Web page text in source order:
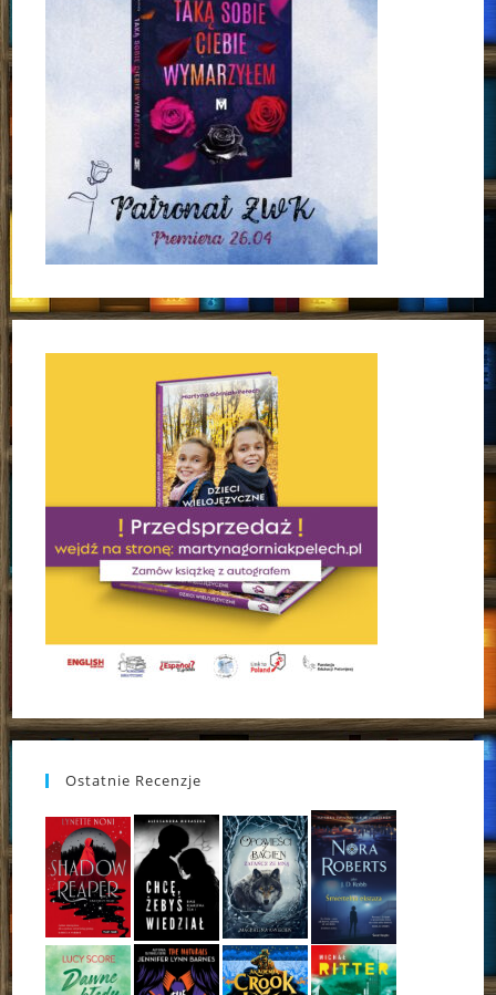
Ostatnie Recenzje